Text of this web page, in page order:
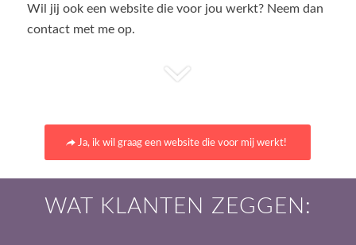
Wil jij ook een website die voor jou werkt? Neem dan
contact met me op.
Ja, ik wil graag een website die voor mij werkt!
WAT KLANTEN ZEGGEN: